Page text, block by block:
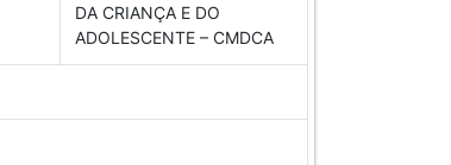
DA CRIANÇA E DO
ADOLESCENTE – CMDCA